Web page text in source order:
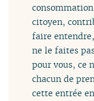
citoyen,
faire
ne le faites
pour vous, ce
chacun de
cette entrée